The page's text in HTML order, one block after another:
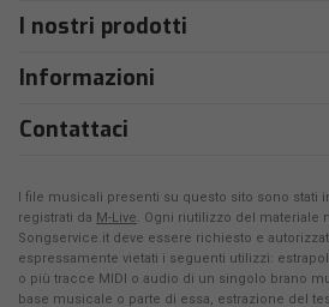
I nostri prodotti
Informazioni
Contattaci
I file musicali presenti su questo sito sono stati
registrati da M-Live. Ogni riutilizzo del materiale
Songservice.it deve essere richiesto e
espressamente vietati i seguenti utilizzi:
o più tracce MIDI o audio di un singolo brano
base musicale o parte di essa, estrazione del